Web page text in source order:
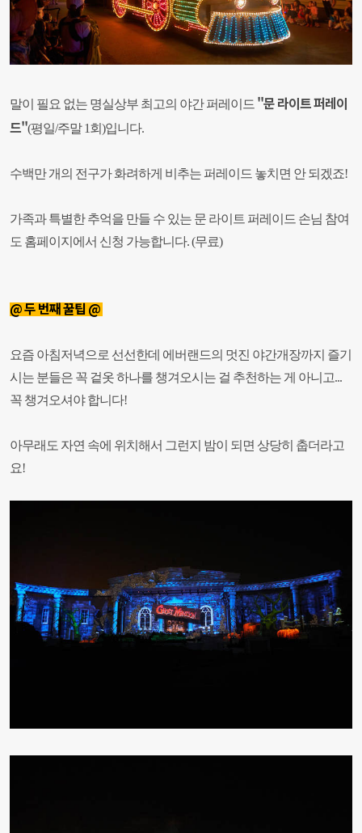
말이 필요 없는 명실상부 최고의 야간 퍼레이드 "문 라이트 퍼레이
드"(평일/주말 1회)입니다.
수백만 개의 전구가 화려하게 비추는 퍼레이드 놓치면 안 되겠죠!
가족과 특별한 추억을 만들 수 있는 문 라이트 퍼레이드 손님 참여
도 홈페이지에서 신청 가능합니다. (무료)
@ 두 번째 꿀팁 @
요즘 아침저녁으로 선선한데 에버랜드의 멋진 야간개장까지 즐기
시는 분들은 꼭 겉옷 하나를 챙겨오시는 걸 추천하는 게 아니고...
꼭 챙겨오셔야 합니다!
아무래도 자연 속에 위치해서 그런지 밤이 되면 상당히 춥더라고
요!